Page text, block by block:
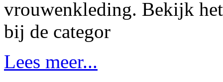
vrouwenkleding. Bekijk
bij de categor
Lees meer...